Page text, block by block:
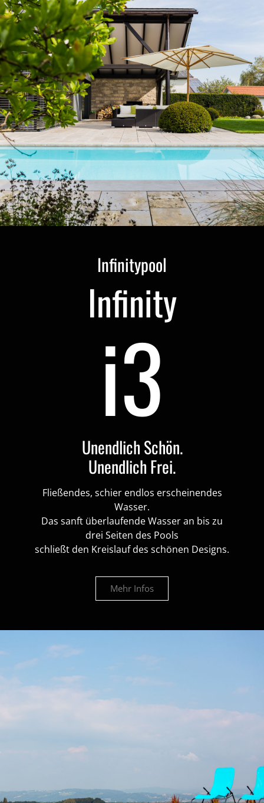
Infinitypool
Infinity
i3
Unendlich Schön.
Unendlich Frei.
Fließendes, schier endlos erscheinendes
Wasser.
Das sanft überlaufende Wasser an bis zu
drei Seiten des Pools
schließt den Kreislauf des schönen Designs.
Mehr Infos